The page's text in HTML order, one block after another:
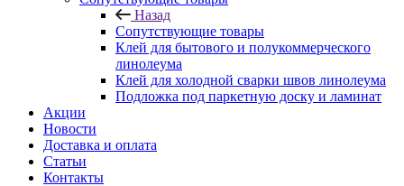
Назад
Сопутствующие товары
Клей для бытового и полукоммерческого
линолеума
Клей для холодной сварки швов линолеума
Подложка под паркетную доску и ламинат
Акции
Новости
Доставка и оплата
Статьи
Контакты